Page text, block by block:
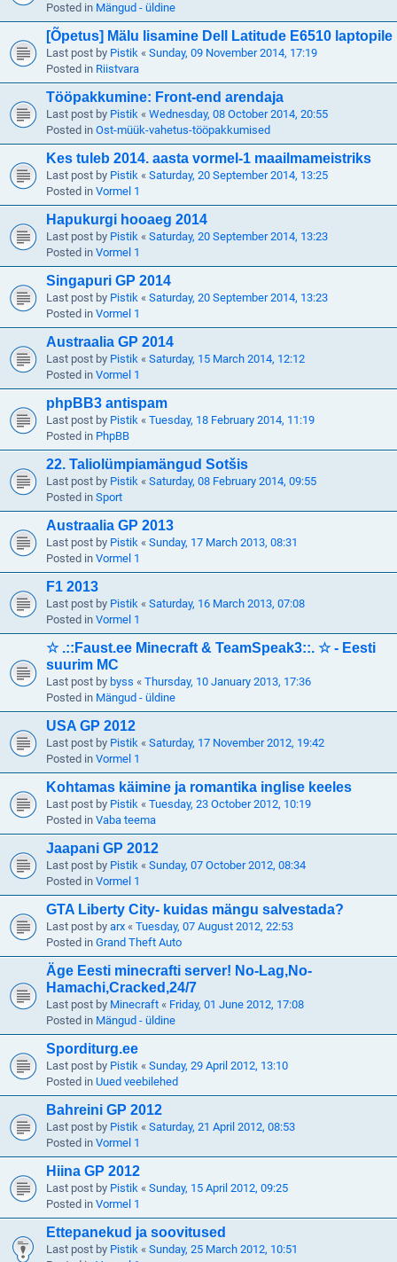
Posted in Mängud - üldine
[Õpetus] Mälu lisamine Dell Latitude E6510 laptopile
Last post by Pistik « Sunday, 09 November 2014, 17:19
Posted in Riistvara
Tööpakkumine: Front-end arendaja
Last post by Pistik « Wednesday, 08 October 2014, 20:55
Posted in Ost-müük-vahetus-tööpakkumised
Kes tuleb 2014. aasta vormel-1 maailmameistriks
Last post by Pistik « Saturday, 20 September 2014, 13:25
Posted in Vormel 1
Hapukurgi hooaeg 2014
Last post by Pistik « Saturday, 20 September 2014, 13:23
Posted in Vormel 1
Singapuri GP 2014
Last post by Pistik « Saturday, 20 September 2014, 13:23
Posted in Vormel 1
Austraalia GP 2014
Last post by Pistik « Saturday, 15 March 2014, 12:12
Posted in Vormel 1
phpBB3 antispam
Last post by Pistik « Tuesday, 18 February 2014, 11:19
Posted in PhpBB
22. Taliolümpiamängud Sotšis
Last post by Pistik « Saturday, 08 February 2014, 09:55
Posted in Sport
Austraalia GP 2013
Last post by Pistik « Sunday, 17 March 2013, 08:31
Posted in Vormel 1
F1 2013
Last post by Pistik « Saturday, 16 March 2013, 07:08
Posted in Vormel 1
☆ .::Faust.ee Minecraft & TeamSpeak3::. ☆ - Eesti
suurim MC
Last post by byss « Thursday, 10 January 2013, 17:36
Posted in Mängud - üldine
USA GP 2012
Last post by Pistik « Saturday, 17 November 2012, 19:42
Posted in Vormel 1
Kohtamas käimine ja romantika inglise keeles
Last post by Pistik « Tuesday, 23 October 2012, 10:19
Posted in Vaba teema
Jaapani GP 2012
Last post by Pistik « Sunday, 07 October 2012, 08:34
Posted in Vormel 1
GTA Liberty City- kuidas mängu salvestada?
Last post by arx « Tuesday, 07 August 2012, 22:53
Posted in Grand Theft Auto
Äge Eesti minecrafti server! No-Lag,No-
Hamachi,Cracked,24/7
Last post by Minecraft « Friday, 01 June 2012, 17:08
Posted in Mängud - üldine
Sporditurg.ee
Last post by Pistik « Sunday, 29 April 2012, 13:10
Posted in Uued veebilehed
Bahreini GP 2012
Last post by Pistik « Saturday, 21 April 2012, 08:53
Posted in Vormel 1
Hiina GP 2012
Last post by Pistik « Sunday, 15 April 2012, 09:25
Posted in Vormel 1
Ettepanekud ja soovitused
Last post by Pistik « Sunday, 25 March 2012, 10:51